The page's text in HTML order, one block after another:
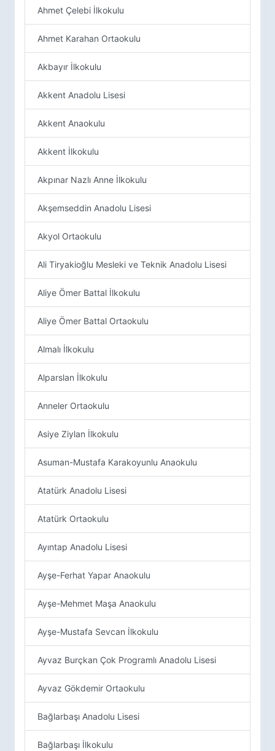
Ahmet Çelebi İlkokulu
Ahmet Karahan Ortaokulu
Akbayır İlkokulu
Akkent Anadolu Lisesi
Akkent Anaokulu
Akkent İlkokulu
Akpınar Nazlı Anne İlkokulu
Akşemseddin Anadolu Lisesi
Akyol Ortaokulu
Ali Tiryakioğlu Mesleki ve Teknik Anadolu Lisesi
Aliye Ömer Battal İlkokulu
Aliye Ömer Battal Ortaokulu
Almalı İlkokulu
Alparslan İlkokulu
Anneler Ortaokulu
Asiye Ziylan İlkokulu
Asuman-Mustafa Karakoyunlu Anaokulu
Atatürk Anadolu Lisesi
Atatürk Ortaokulu
Ayıntap Anadolu Lisesi
Ayşe-Ferhat Yapar Anaokulu
Ayşe-Mehmet Maşa Anaokulu
Ayşe-Mustafa Sevcan İlkokulu
Ayvaz Burçkan Çok Programlı Anadolu Lisesi
Ayvaz Gökdemir Ortaokulu
Bağlarbaşı Anadolu Lisesi
Bağlarbaşı İlkokulu